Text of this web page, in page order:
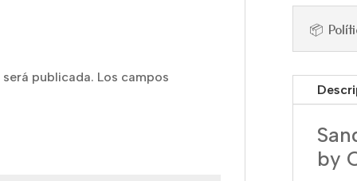
publicada. Los campos
📦
by